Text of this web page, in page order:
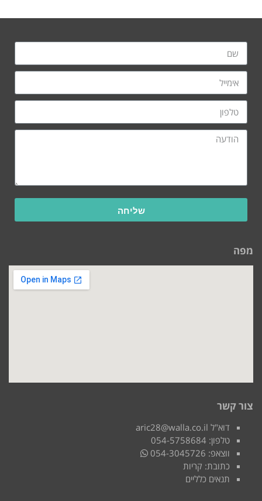
שליחה
מפה
צור קשר
דוא"ל aric28@walla.co.il
טלפון: 054-5758684
ווצאפ: 054-3045726
כתובת: קריות
תנאים כלליים